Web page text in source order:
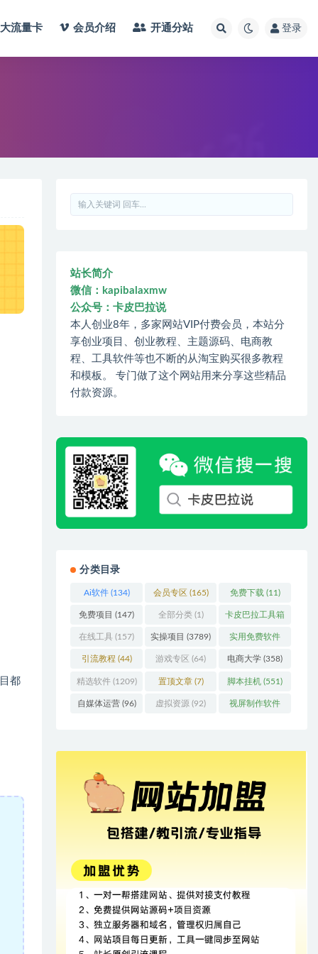
大流量卡 会员介绍 开通分站 登录
都
站长简介
微信：kapibalaxmw
公众号：卡皮巴拉说
本人创业8年，多家网站VIP付费会员，本站分
享创业项目、创业教程、主题源码、电商教
程、工具软件等也不断的从淘宝购买很多教程
和模板。 专门做了这个网站用来分享这些精品
付款资源。
分类目录
Ai软件(134) 会员专区 (165) 免费下载 (11)
免费项目 (147) 全部分类(1) 卡皮巴拉工具箱
(3)
在线工具 (157) 实操项目 (3789) 实用免费软件
(415)
引流教程 (44) 游戏专区 (64) 电商大学 (358)
精选软件(1209) 置顶文章(7) 脚本挂机 (551)
自媒体运营(96) 虚拟资源 (92) 视屏制作软件